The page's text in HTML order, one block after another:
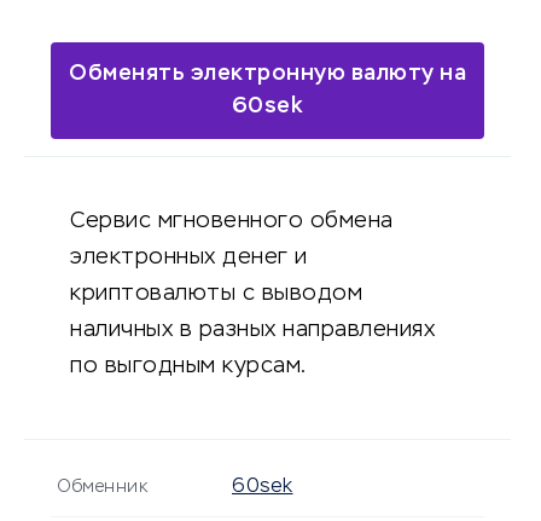
Обменять электронную валюту на
60sek
Сервис мгновенного обмена
электронных денег и
криптовалюты с выводом
наличных в разных направлениях
по выгодным курсам.
Обменник 60sek